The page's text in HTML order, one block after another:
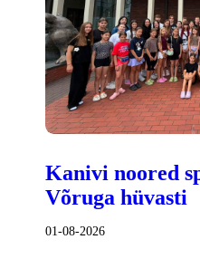
Kanivi noored
Võruga hüvasti
01-08-2026